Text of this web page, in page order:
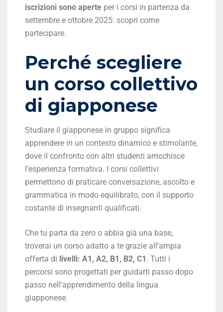
iscrizioni sono aperte per i corsi in partenza da
settembre e ottobre 2025: scopri come
partecipare.
Perché scegliere
un corso collettivo
di giapponese
Studiare il giapponese in gruppo significa
apprendere in un contesto dinamico e stimolante,
dove il confronto con altri studenti arricchisce
l’esperienza formativa. I corsi collettivi
permettono di praticare conversazione, ascolto e
grammatica in modo equilibrato, con il supporto
costante di insegnanti qualificati.
Che tu parta da zero o abbia già una base,
troverai un corso adatto a te grazie all’ampia
offerta di livelli: A1, A2, B1, B2, C1. Tutti i
percorsi sono progettati per guidarti passo dopo
passo nell’apprendimento della lingua
giapponese.